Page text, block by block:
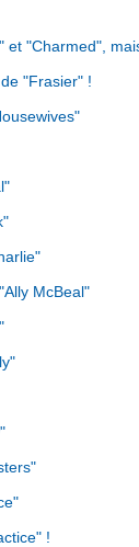
"Charmed",
"Frasier" !
McBeal"
!